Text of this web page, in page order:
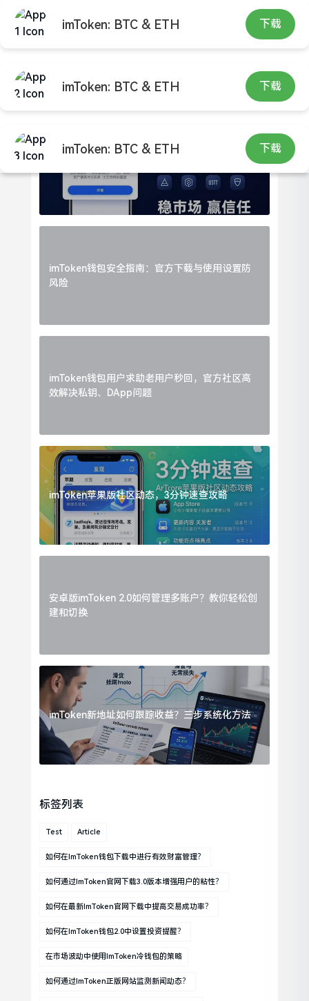
imToken: BTC & ETH 下载
imToken: BTC & ETH 下载
imToken: BTC & ETH 下载
热门阅读
imToken钱包安全指南：官方下载与使用设置防
风险
imToken钱包用户求助老用户秒回，官方社区高
效解决私钥、DApp问题
imToken苹果版社区动态，3分钟速查攻略
安卓版imToken 2.0如何管理多账户？教你轻松创
建和切换
imToken新地址如何跟踪收益？三步系统化方法
标签列表
Test Article
如何在imToken钱包下载中进行有效财富管理？
如何通过imToken官网下载3.0版本增强用户的粘性？
如何在最新imToken官网下载中提高交易成功率？
如何在imToken钱包2.0中设置投资提醒？
在市场波动中使用imToken冷钱包的策略
如何通过imToken正版网站监测新闻动态？